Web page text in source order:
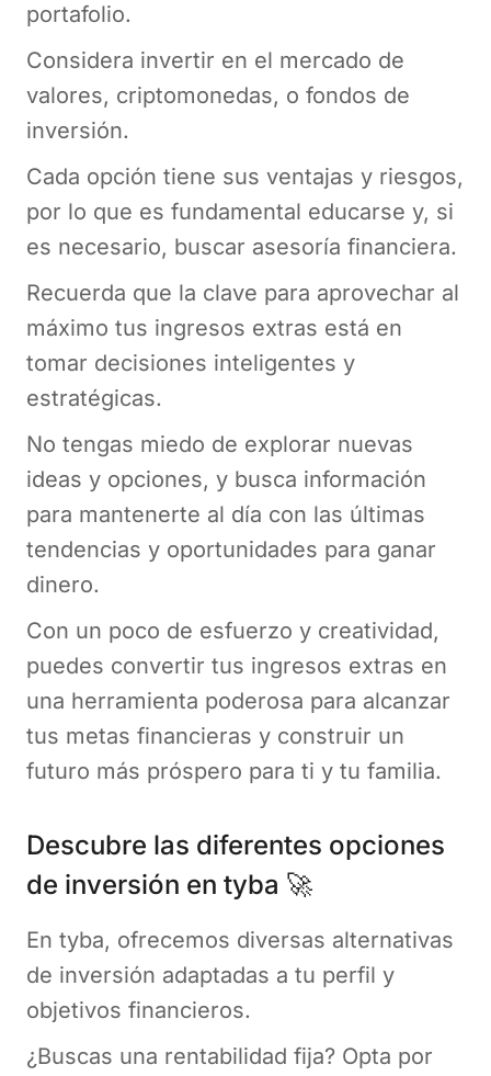
portafolio.
Considera invertir en el mercado de
valores, criptomonedas, o fondos de
inversión.
Cada opción tiene sus ventajas y riesgos,
por lo que es fundamental educarse y, si
es necesario, buscar asesoría financiera.
Recuerda que la clave para aprovechar al
máximo tus ingresos extras está en
tomar decisiones inteligentes y
estratégicas.
No tengas miedo de explorar nuevas
ideas y opciones, y busca información
para mantenerte al día con las últimas
tendencias y oportunidades para ganar
dinero.
Con un poco de esfuerzo y creatividad,
puedes convertir tus ingresos extras en
una herramienta poderosa para alcanzar
tus metas financieras y construir un
futuro más próspero para ti y tu familia.
Descubre las diferentes opciones
de inversión en tyba 🚀
En tyba, ofrecemos diversas alternativas
de inversión adaptadas a tu perfil y
objetivos financieros.
¿Buscas una rentabilidad fija? Opta por